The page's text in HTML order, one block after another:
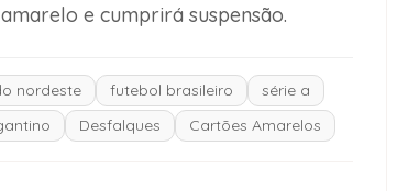
e cumprirá suspensão.
nordeste futebol brasileiro
série a
Desfalques Cartões Amarelos